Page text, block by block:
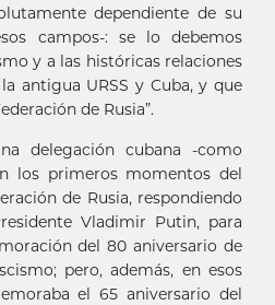
dependiente de su
campos-: se lo debemos
y a las históricas relaciones
antigua URSS y Cuba, y que
de Rusia”.
delegación cubana -como
los primeros momentos del
de Rusia, respondiendo
Vladimir Putin, para
del 80 aniversario de
pero, además, en esos
el 65 aniversario del